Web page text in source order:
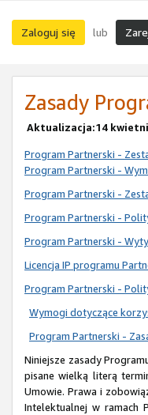
Zaloguj się lub
Zasady
Aktualizacja:14
Program Partnerski -
Program Partnerski -
Program Partnerski -
Program Partnerski -
Program Partnerski -
Licencja IP programu
Program Partnerski -
Wymogi dotyczące
Program Partnerski -
Niniejsze zasady
pisane wielką literą
Umowie. Prawa i
Intelektualnej w ramach